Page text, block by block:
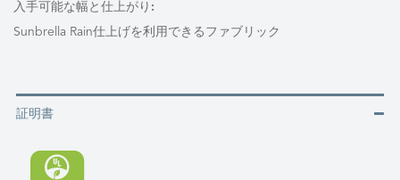
入手可能な幅と仕上がり:
Sunbrella Rain仕上げを利用できるファブリック
証明書